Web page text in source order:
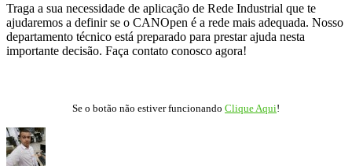
Traga a sua necessidade de aplicação de Rede Industrial que te
ajudaremos a definir se o CANOpen é a rede mais adequada. Nosso
departamento técnico está preparado para prestar ajuda nesta
importante decisão. Faça contato conosco agora!
Se o botão não estiver funcionando Clique Aqui!